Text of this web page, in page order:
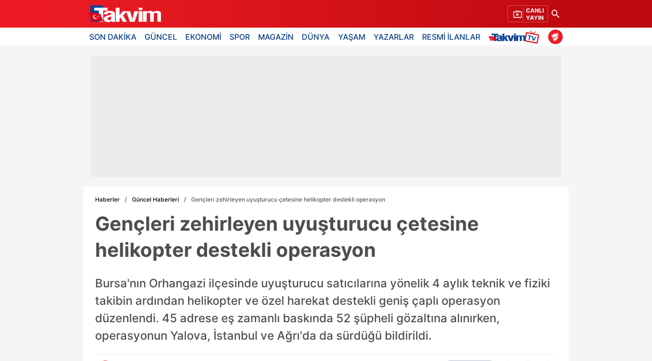
CANLI
YAYIN
SON DAKİKA GÜNCEL EKONOMİ SPOR MAGAZİN DÜNYA YAŞAM YAZARLAR RESMİ İLANLAR
Haberler Güncel Haberleri Gençleri zehirleyen uyuşturucu çetesine helikopter destekli operasyon
Gençleri zehirleyen uyuşturucu çetesine
helikopter destekli operasyon
Bursa'nın Orhangazi ilçesinde uyuşturucu satıcılarına yönelik 4 aylık teknik ve fiziki
takibin ardından helikopter ve özel harekat destekli geniş çaplı operasyon
düzenlendi. 45 adrese eş zamanlı baskında 52 şüpheli gözaltına alınırken,
operasyonun Yalova, İstanbul ve Ağrı'da da sürdüğü bildirildi.